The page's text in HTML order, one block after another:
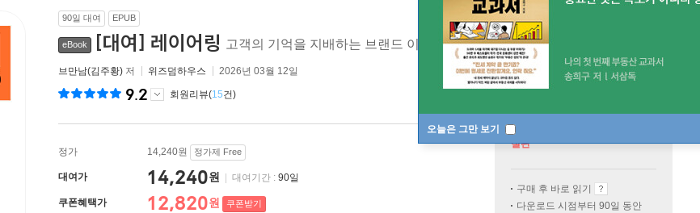
오늘은 그만 보기
90일 대여 EPUB
eBook [대여] 레이어링 고객의 기억을 지배하는 브랜드 이미지 설계법[ EPUB ]
브만남(김주황) 저 위즈덤하우스 2026년 03월 12일
9.2 회원리뷰(15건)
정가 14,240원 정가제 Free
대여가 14,240원 대여기간 : 90일
쿠폰혜택가 12,820원 쿠폰받기
절판
구매 후 바로 읽기
다운로드 시점부터 90일 동안